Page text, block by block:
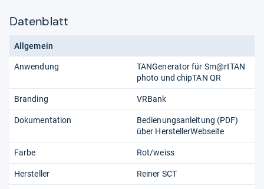
Datenblatt
Allgemein
Anwendung
TANGenerator für Sm@rtTAN
photo und chipTAN QR
Branding VRBank
Dokumentation
Bedienungsanleitung (PDF)
über HerstellerWebseite
Farbe Rot/weiss
Hersteller Reiner SCT